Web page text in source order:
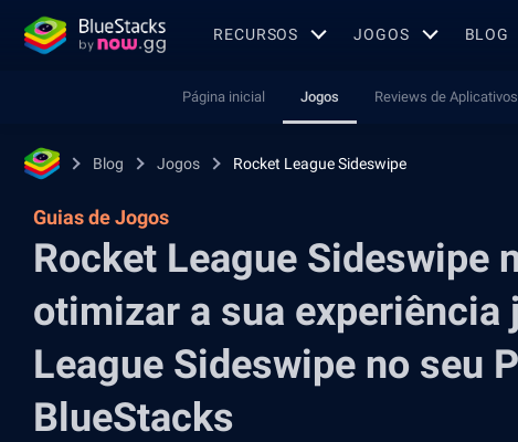
RECURSOS JOGOS BLOG
Página inicial Jogos Reviews de Aplicativos
Blog Jogos Rocket League Sideswipe
Guias de Jogos
Rocket League Sideswipe
otimizar a sua experiência
League Sideswipe no seu
BlueStacks